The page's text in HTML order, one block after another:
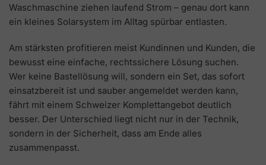
Waschmaschine ziehen laufend Strom – genau dort kann
ein kleines Solarsystem im Alltag spürbar entlasten.
Am stärksten profitieren meist Kundinnen und Kunden, die
bewusst eine einfache, rechtssichere Lösung suchen.
Wer keine Bastellösung will, sondern ein Set, das sofort
einsatzbereit ist und sauber angemeldet werden kann,
fährt mit einem Schweizer Komplettangebot deutlich
besser. Der Unterschied liegt nicht nur in der Technik,
sondern in der Sicherheit, dass am Ende alles
zusammenpasst.